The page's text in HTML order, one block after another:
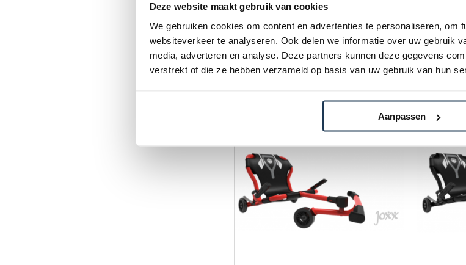
Deze website maakt gebruik van cookies
We gebruiken cookies om content en advertenties te personaliseren, om
websiteverkeer te analyseren. Ook delen we informatie over uw gebruik
media, adverteren en analyse. Deze partners kunnen deze gegevens
verstrekt of die ze hebben verzameld op basis van uw gebruik van hun
Aanpassen
EzyRoller roze - verlengbaar
Merk: EzyRoller
€ 109,00
Merk:
€